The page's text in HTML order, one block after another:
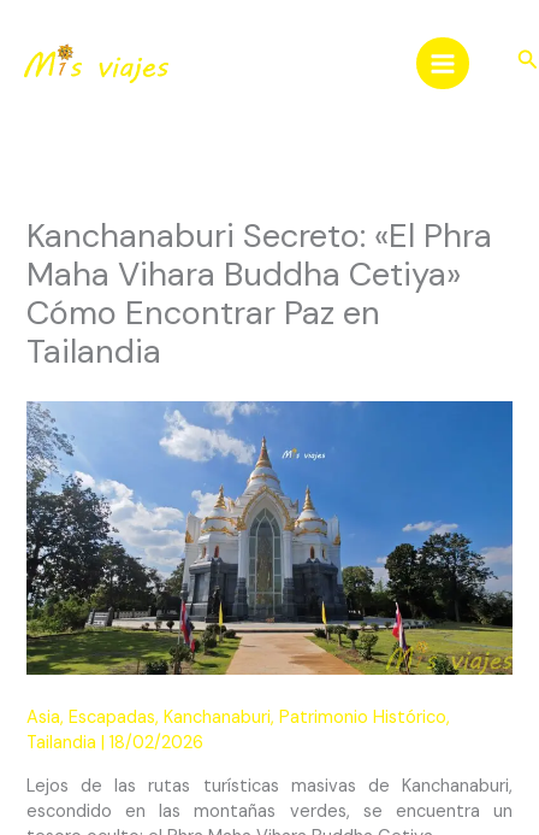
contenido
Kanchanaburi Secreto: «El Phra
Maha Vihara Buddha Cetiya»
Cómo Encontrar Paz en
Tailandia
Asia,Escapadas,Kanchanaburi,Patrimonio Histórico,
Tailandia |18/02/2026
Lejos de las rutas turísticas masivas de Kanchanaburi,
escondido en las montañas verdes, se encuentra un